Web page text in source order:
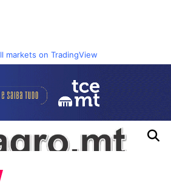
markets on TradingView